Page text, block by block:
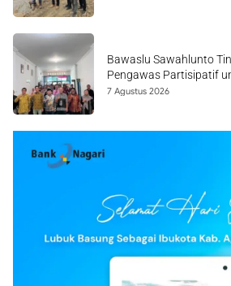
Bawaslu Sawahlunto
Pengawas Partisipatif
7 Agustus 2026